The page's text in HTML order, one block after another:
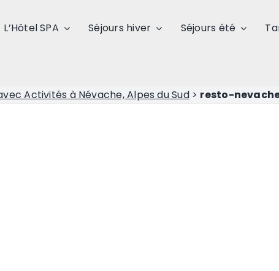
L’Hôtel SPA Séjours hiver Séjours été
Activités à Névache, Alpes du Sud> resto-